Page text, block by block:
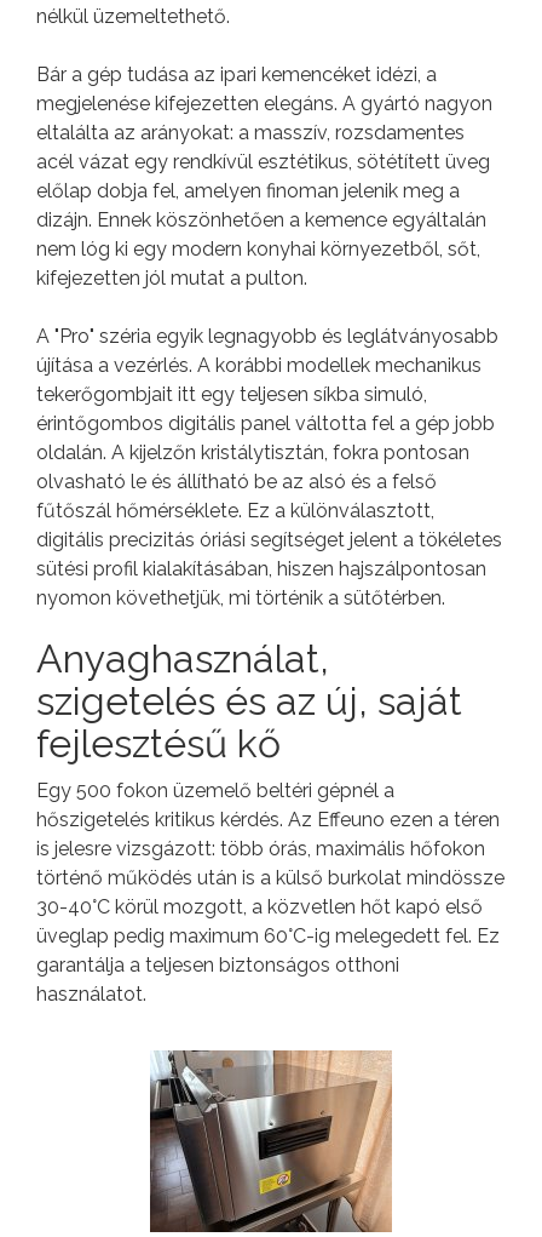
nélkül üzemeltethető.
Bár a gép tudása az ipari kemencéket idézi, a
megjelenése kifejezetten elegáns. A gyártó nagyon
eltalálta az arányokat: a masszív, rozsdamentes
acél vázat egy rendkívül esztétikus, sötétített üveg
előlap dobja fel, amelyen finoman jelenik meg a
dizájn. Ennek köszönhetően a kemence egyáltalán
nem lóg ki egy modern konyhai környezetből, sőt,
kifejezetten jól mutat a pulton.
A "Pro" széria egyik legnagyobb és leglátványosabb
újítása a vezérlés. A korábbi modellek mechanikus
tekerőgombjait itt egy teljesen síkba simuló,
érintőgombos digitális panel váltotta fel a gép jobb
oldalán. A kijelzőn kristálytisztán, fokra pontosan
olvasható le és állítható be az alsó és a felső
fűtőszál hőmérséklete. Ez a különválasztott,
digitális precizitás óriási segítséget jelent a tökéletes
sütési profil kialakításában, hiszen hajszálpontosan
nyomon követhetjük, mi történik a sütőtérben.
Anyaghasználat,
szigetelés és az új, saját
fejlesztésű kő
Egy 500 fokon üzemelő beltéri gépnél a
hőszigetelés kritikus kérdés. Az Effeuno ezen a téren
is jelesre vizsgázott: több órás, maximális hőfokon
történő működés után is a külső burkolat mindössze
30-40°C körül mozgott, a közvetlen hőt kapó első
üveglap pedig maximum 60°C-ig melegedett fel. Ez
garantálja a teljesen biztonságos otthoni
használatot.